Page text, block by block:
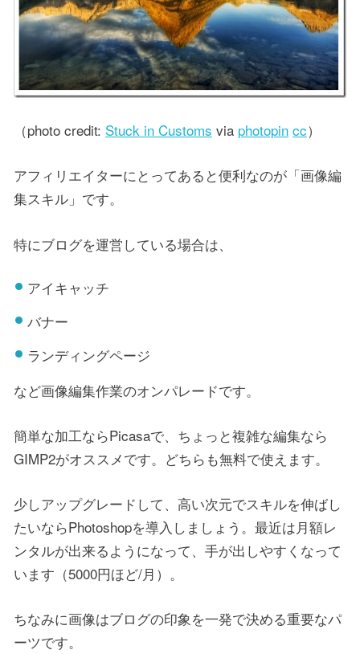
（photo credit: Stuck in Customs via photopin cc）
アフィリエイターにとってあると便利なのが「画像編
集スキル」です。
特にブログを運営している場合は、
アイキャッチ
バナー
ランディングページ
など画像編集作業のオンパレードです。
簡単な加工ならPicasaで、ちょっと複雑な編集なら
GIMP2がオススメです。どちらも無料で使えます。
少しアップグレードして、高い次元でスキルを伸ばし
たいならPhotoshopを導入しましょう。最近は月額レ
ンタルが出来るようになって、手が出しやすくなって
います（5000円ほど/月）。
ちなみに画像はブログの印象を一発で決める重要なパ
ーツです。